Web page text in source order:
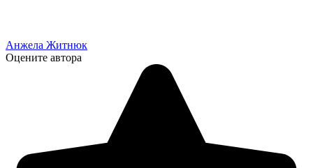
Анжела Житнюк
Оцените автора